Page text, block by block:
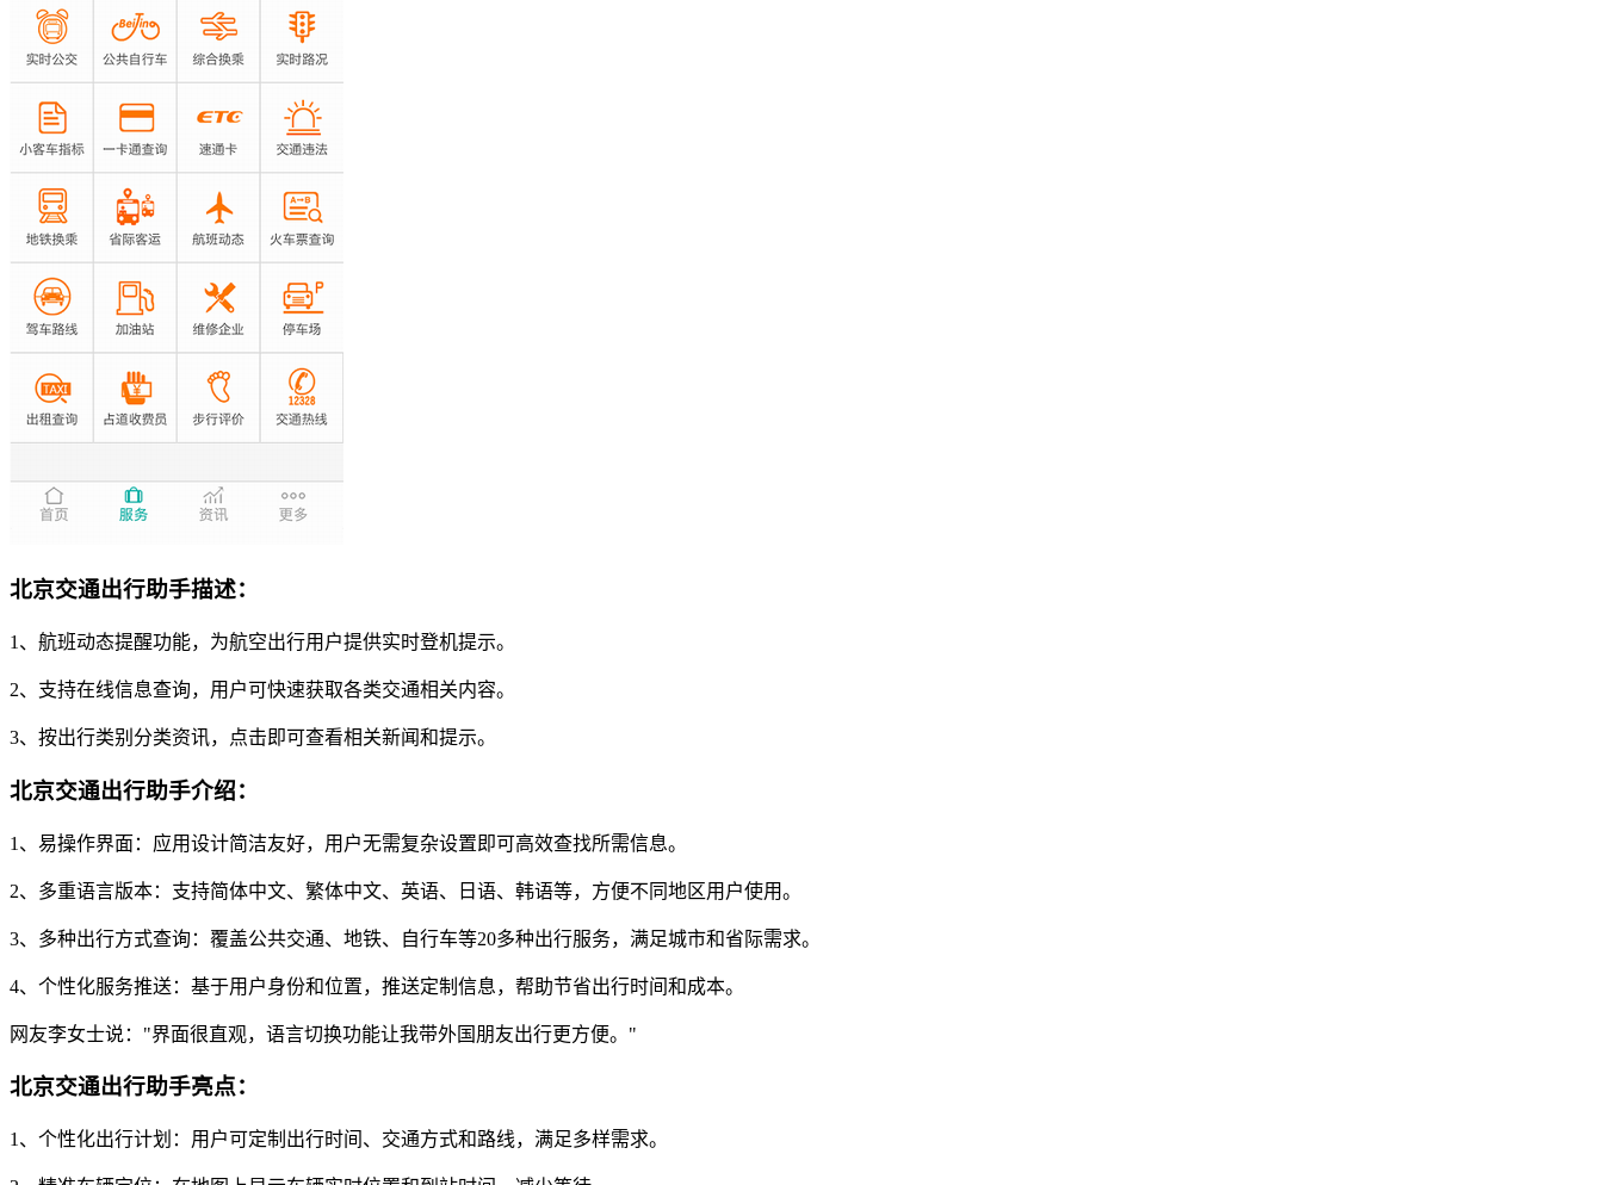
北京交通出行助手描述：
1、航班动态提醒功能，为航空出行用户提供实时登机提示。
2、支持在线信息查询，用户可快速获取各类交通相关内容。
3、按出行类别分类资讯，点击即可查看相关新闻和提示。
北京交通出行助手介绍：
1、易操作界面：应用设计简洁友好，用户无需复杂设置即可高效查找所需信息。
2、多重语言版本：支持简体中文、繁体中文、英语、日语、韩语等，方便不同地区用户使用。
3、多种出行方式查询：覆盖公共交通、地铁、自行车等20多种出行服务，满足城市和省际需求。
4、个性化服务推送：基于用户身份和位置，推送定制信息，帮助节省出行时间和成本。
网友李女士说："界面很直观，语言切换功能让我带外国朋友出行更方便。"
北京交通出行助手亮点：
1、个性化出行计划：用户可定制出行时间、交通方式和路线，满足多样需求。